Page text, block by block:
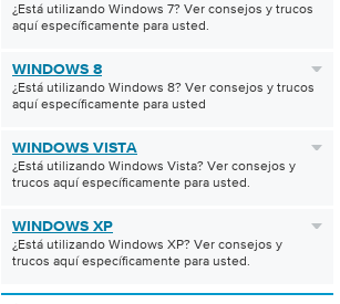
¿Está utilizando Windows 7? Ver consejos y trucos
aquí específicamente para usted.
WINDOWS 8
¿Está utilizando Windows 8? Ver consejos y trucos
aquí específicamente para usted
WINDOWS VISTA
¿Está utilizando Windows Vista? Ver consejos y
trucos aquí específicamente para usted.
WINDOWS XP
¿Está utilizando Windows XP? Ver consejos y
trucos aquí específicamente para usted.